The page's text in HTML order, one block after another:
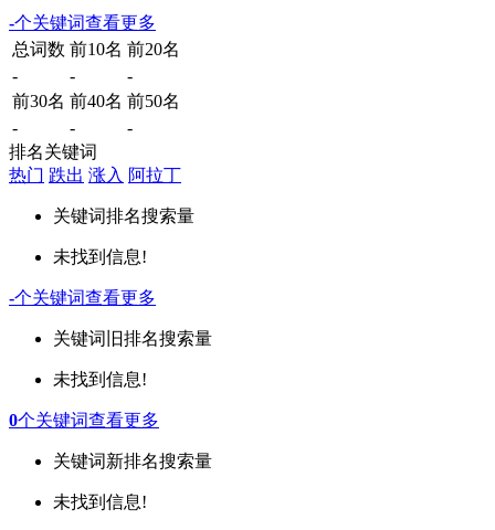
-个关键词查看更多
总词数 前10名 前20名
-
-
-
前30名 前40名 前50名
-
-
-
排名关键词
热门 跌出 涨入 阿拉丁
关键词排名搜索量
未找到信息!
-个关键词查看更多
关键词 旧排名搜索量
未找到信息!
0个关键词查看更多
关键词新排名搜索量
未找到信息!